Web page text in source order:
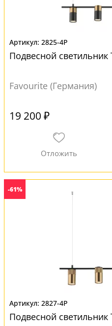
2825-4P
Подвесной светильник
Favourite (Германия)
19 200 ₽
-61%
2827-4P
Подвесной светильник